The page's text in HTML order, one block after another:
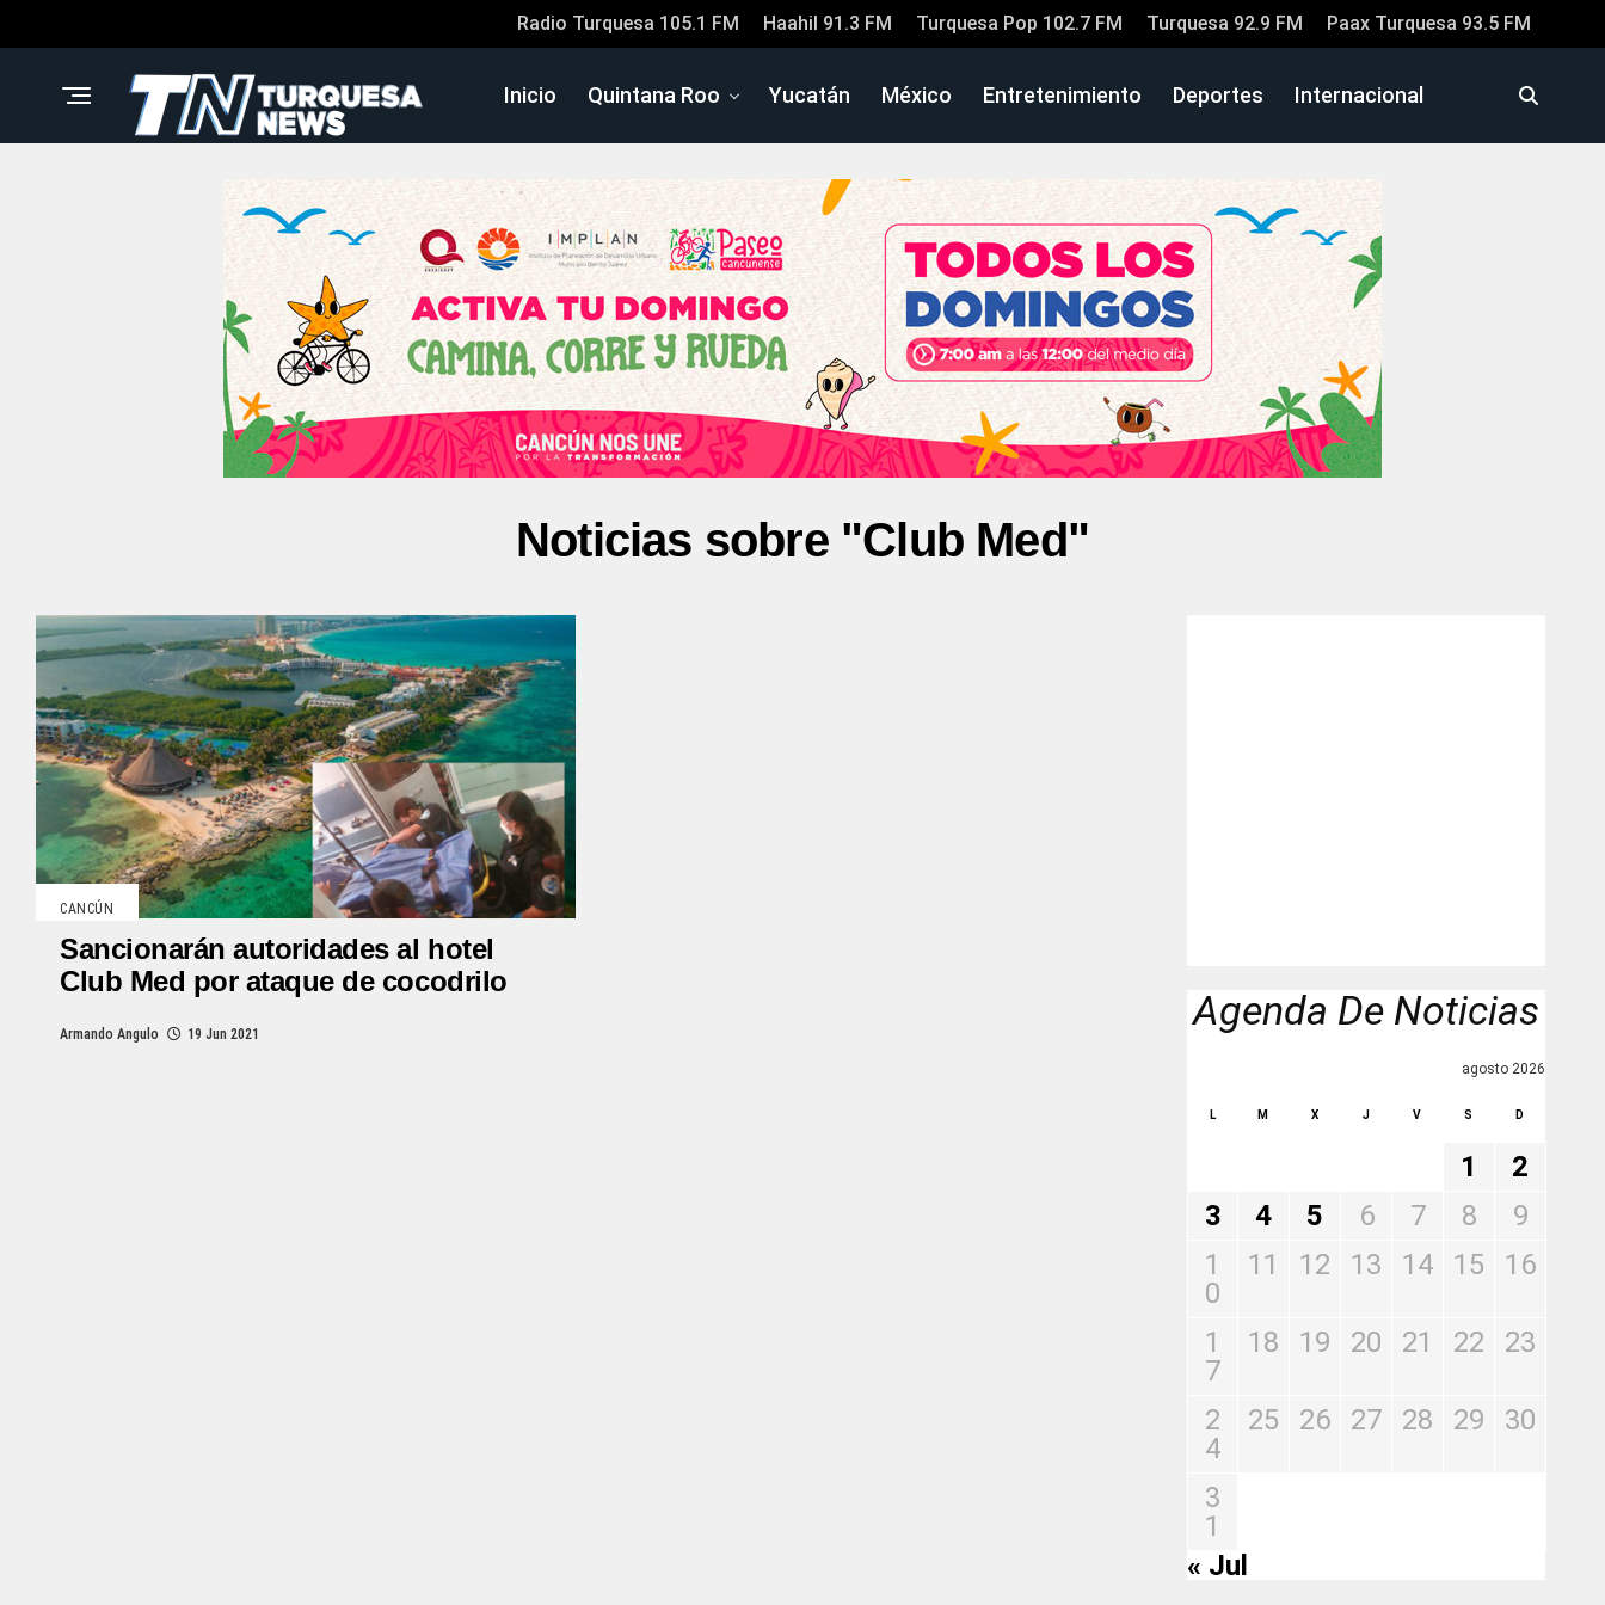
Radio Turquesa 105.1 FM Haahil 91.3 FM Turquesa Pop 102.7 FM Turquesa 92.9 FM Paax Turquesa 93.5 FM
Inicio Quintana Roo Yucatán México Entretenimiento Deportes Internacional
Noticias sobre "Club Med"
CANCÚN
Sancionarán autoridades al hotel
Club Med por ataque de cocodrilo
Armando Angulo 19 Jun 2021 Agenda De Noticias
agosto 2026
L M X J V S D
1
2
3
4 5 6 7 8
9
1
0
11 12 13 14 15 16
1
7
18 19 20 21 22 23
2
4
25 26 27 28 29 30
3
1
« Jul